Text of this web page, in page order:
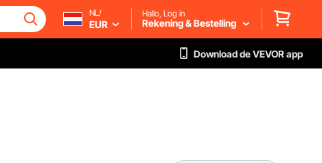
NL/
EUR
Hallo, Log in
Rekening & Bestelling
Download de VEVOR app